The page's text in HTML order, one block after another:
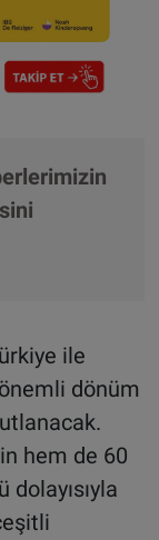
ile
dönüm
hem de 60
dolayısıyla